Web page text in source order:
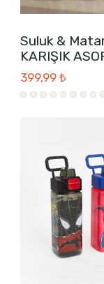
Suluk &
KARIŞIK
399,99 ₺